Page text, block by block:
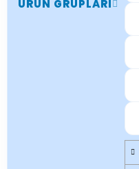
ÜRÜN GRUPLARI